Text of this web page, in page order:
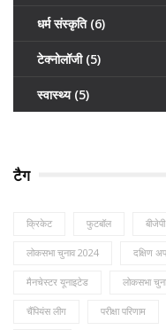
धर्म संस्कृति (6)
टेक्नोलॉजी (5)
स्वास्थ्य (5)
टैग
क्रिकेट फुटबॉल बीजेपी
लोकसभा चुनाव 2024 दक्षिण
मैनचेस्टर यूनाइटेड लोकसभा
चैंपियंस लीग परीक्षा परिणाम